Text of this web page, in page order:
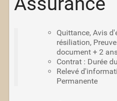
Quittance, Avis
résiliation,
document + 2
Contrat : Durée
Relevé
Permanente